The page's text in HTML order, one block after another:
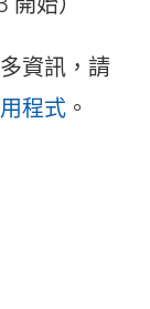
資訊，請
程式 。